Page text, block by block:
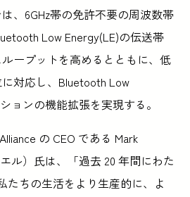
、6GHz帯の免許不要の周波数帯
Low Energy(LE)の伝送帯
ープットを高めるとともに、低
対応し、Bluetooth Low
ョンの機能拡張を実現する。
の CEO である Mark
ル）氏は、「過去 20 年間にわた
たちの生活をより生産的に、よ